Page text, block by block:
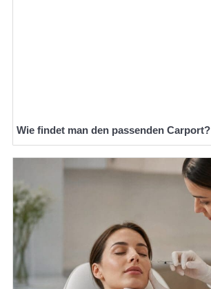
Wie findet man den passenden Carport?